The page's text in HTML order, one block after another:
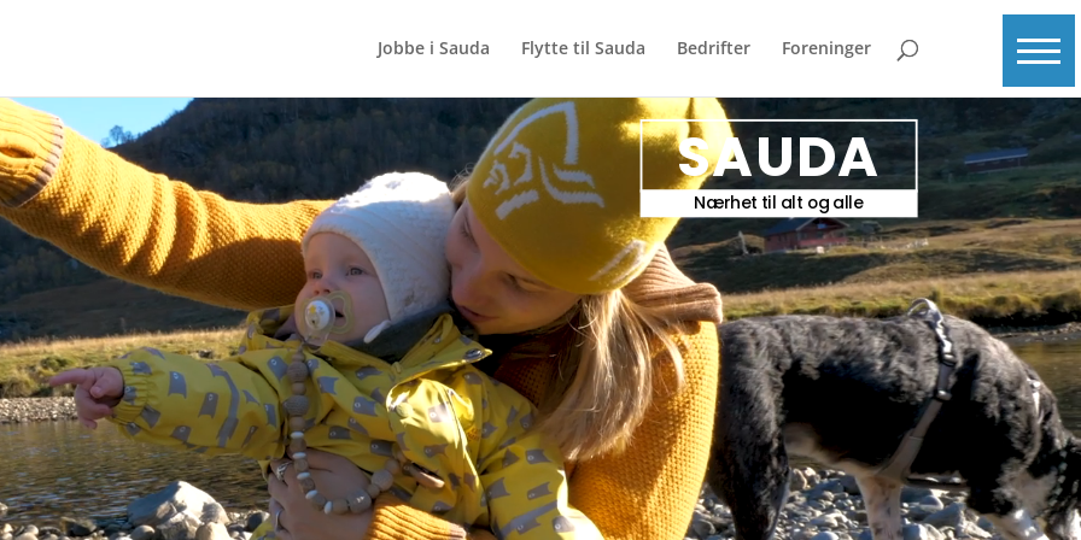
Jobbe i Sauda Flytte til Sauda Bedrifter Foreninger
SAUDA
Nærhet til alt og alle